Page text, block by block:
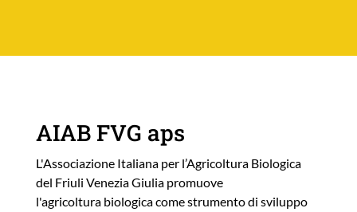
AIAB FVG aps
L'Associazione Italiana per l’Agricoltura Biologica
del Friuli Venezia Giulia promuove
l'agricoltura biologica come strumento di sviluppo